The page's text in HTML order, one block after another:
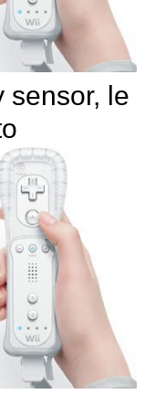
sensor, le